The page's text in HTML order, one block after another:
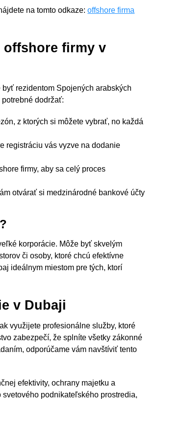
na tomto odkaze:offshore firma
offshore firmy v
rezidentom Spojených arabských
dodržať:
z ktorých si môžete vybrať, no každá
registráciu vás vyzve na dodanie
firmy, aby sa celý proces
otvárať si medzinárodné bankové účty
korporácie. Môže byť skvelým
či osoby, ktoré chcú efektívne
ideálnym miestom pre tých, ktorí
v Dubaji
využijete profesionálne služby, ktoré
zabezpečí, že splníte všetky zákonné
odporúčame vám navštíviť tento
efektivity, ochrany majetku a
podnikateľského prostredia,